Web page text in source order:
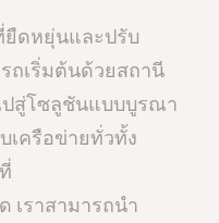
ยืดหยุ่นและปรับ
ถเริ่มต้นด้วยสถานี
ปสู่โซลูชันแบบบูรณา
เครือข่ายทั่วทั้ง
เราสามารถนำ